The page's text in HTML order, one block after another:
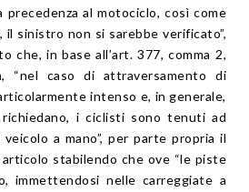
precedenza al motociclo, così come
il sinistro non si sarebbe verificato”,
che, in base all’art. 377, comma 2,
, “nel caso di attraversamento di
intenso e, in generale,
i ciclisti sono tenuti ad
a mano”, per parte propria il
articolo stabilendo che ove “le piste
immettendosi nelle carreggiate a